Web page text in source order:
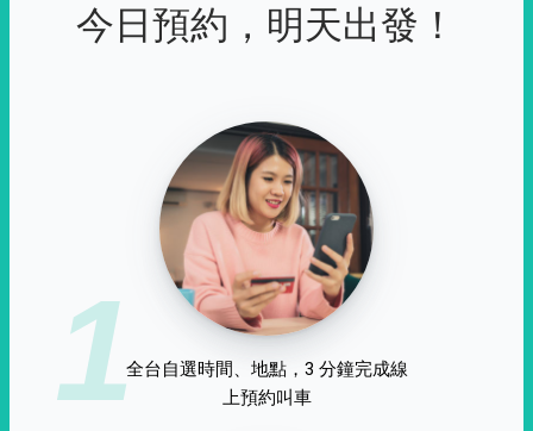
今日預約，明天出發！
1全台自選時間、地點，3 分鐘完成線
上預約叫車